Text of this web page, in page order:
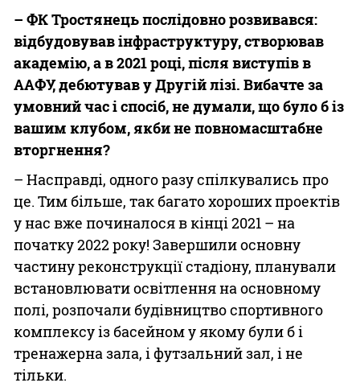
– ФК Тростянець послідовно розвивався:
відбудовував інфраструктуру, створював
академію, а в 2021 році, після виступів в
ААФУ, дебютував у Другій лізі. Вибачте за
умовний час і спосіб, не думали, що було б із
вашим клубом, якби не повномасштабне
вторгнення?
– Насправді, одного разу спілкувались про
це. Тим більше, так багато хороших проектів
у нас вже починалося в кінці 2021 – на
початку 2022 року! Завершили основну
частину реконструкції стадіону, планували
встановлювати освітлення на основному
полі, розпочали будівництво спортивного
комплексу із басейном у якому були б і
тренажерна зала, і футзальний зал, і не
тільки.